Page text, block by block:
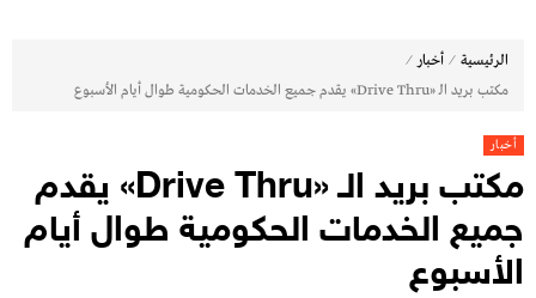
الرئيسية ⁄ أخبار ⁄
مكتب بريد الـ «Drive Thru» يقدم جميع الخدمات الحكومية طوال أيام الأسبوع
أخبار
مكتب بريد الـ «Drive Thru» يقدم
جميع الخدمات الحكومية طوال أيام
الأسبوع